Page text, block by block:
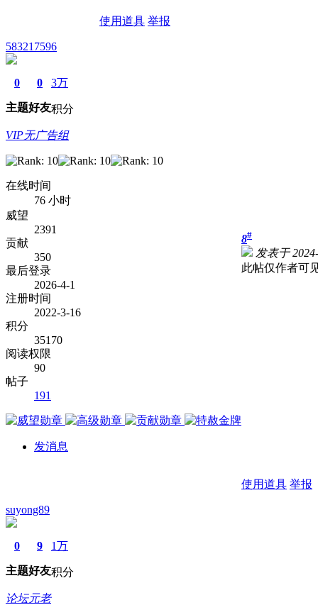
使用道具 举报
583217596
0
主题
0
好友
3万
积分
VIP无广告组
在线时间
76 小时
威望
2391
贡献
350
最后登录
2026-4-1
注册时间
2022-3-16
积分
35170
阅读权限
90
帖子
191
发消息
8#
发表于
此帖仅作者可
使用道具 举报
suyong89
0
主题
9
好友
1万
积分
论坛元老